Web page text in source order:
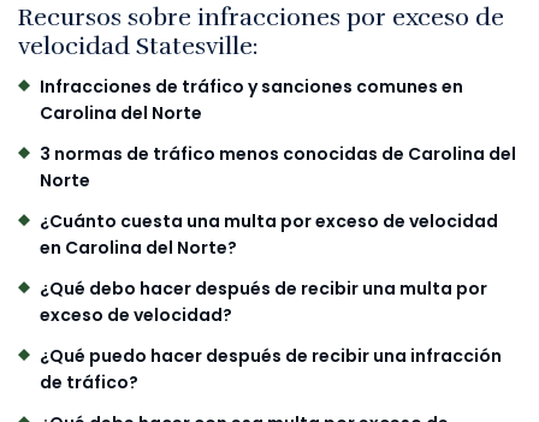
Recursos sobre infracciones por exceso de
velocidad Statesville:
Infracciones de tráfico y sanciones comunes en
Carolina del Norte
3 normas de tráfico menos conocidas de Carolina del
Norte
¿Cuánto cuesta una multa por exceso de velocidad
en Carolina del Norte?
¿Qué debo hacer después de recibir una multa por
exceso de velocidad?
¿Qué puedo hacer después de recibir una infracción
de tráfico?